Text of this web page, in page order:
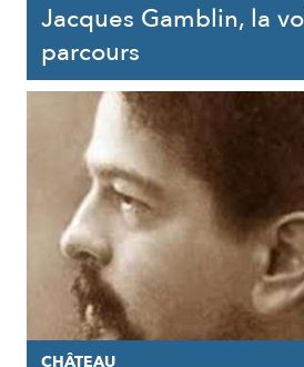
Jacques Gamblin, la
parcours
CHÂTEAU